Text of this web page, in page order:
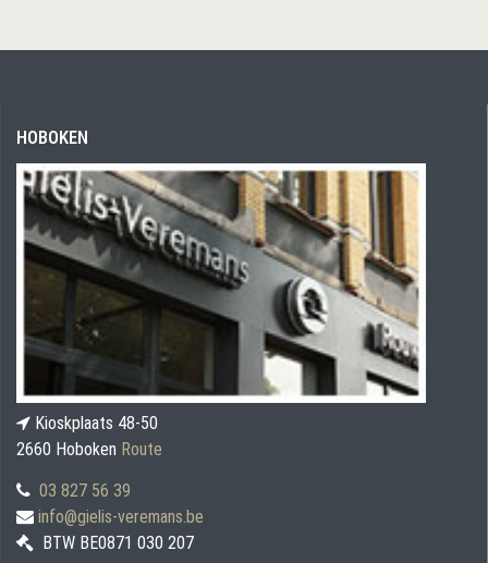
HOBOKEN
Kioskplaats 48-50
2660 Hoboken Route
03 827 56 39
info@gielis-veremans.be
BTW BE0871 030 207